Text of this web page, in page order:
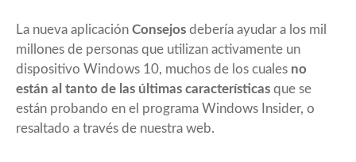
La nueva aplicación Consejos debería ayudar a los mil
millones de personas que utilizan activamente un
dispositivo Windows 10, muchos de los cuales no
están al tanto de las últimas características que se
están probando en el programa Windows Insider, o
resaltado a través de nuestra web.